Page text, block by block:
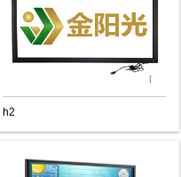
h2